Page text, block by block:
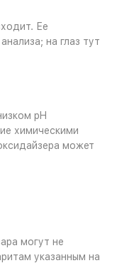
Ее
на глаз тут
pH
химическими
может
могут не
указанным на